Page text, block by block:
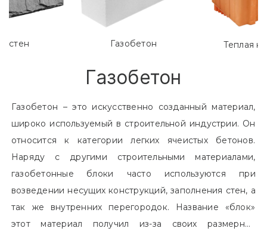
Газобетон Теплая
Газобетон
Газобетон – это искусственно созданный материал,
широко используемый в строительной индустрии. Он
относится к категории легких ячеистых бетонов.
Наряду с другими строительными материалами,
газобетонные блоки часто используются при
возведении несущих конструкций, заполнения стен, а
так же внутренних перегородок. Название «блок»
этот материал получил из-за своих размерных